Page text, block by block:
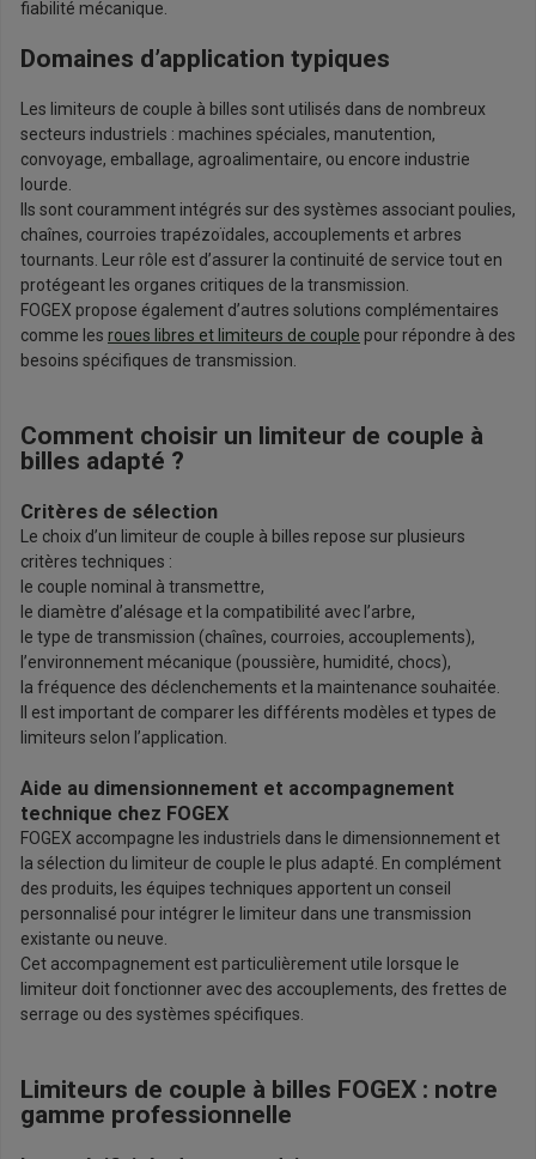
fiabilité mécanique.
Domaines d’application typiques
Les limiteurs de couple à billes sont utilisés dans de nombreux
secteurs industriels : machines spéciales, manutention,
convoyage, emballage, agroalimentaire, ou encore industrie
lourde.
Ils sont couramment intégrés sur des systèmes associant poulies,
chaînes, courroies trapézoïdales, accouplements et arbres
tournants. Leur rôle est d’assurer la continuité de service tout en
protégeant les organes critiques de la transmission.
FOGEX propose également d’autres solutions complémentaires
comme les roues libres et limiteurs de couple pour répondre à des
besoins spécifiques de transmission.
Comment choisir un limiteur de couple à
billes adapté ?
Critères de sélection
Le choix d’un limiteur de couple à billes repose sur plusieurs
critères techniques :
le couple nominal à transmettre,
le diamètre d’alésage et la compatibilité avec l’arbre,
le type de transmission (chaînes, courroies, accouplements),
l’environnement mécanique (poussière, humidité, chocs),
la fréquence des déclenchements et la maintenance souhaitée.
Il est important de comparer les différents modèles et types de
limiteurs selon l’application.
Aide au dimensionnement et accompagnement
technique chez FOGEX
FOGEX accompagne les industriels dans le dimensionnement et
la sélection du limiteur de couple le plus adapté. En complément
des produits, les équipes techniques apportent un conseil
personnalisé pour intégrer le limiteur dans une transmission
existante ou neuve.
Cet accompagnement est particulièrement utile lorsque le
limiteur doit fonctionner avec des accouplements, des frettes de
serrage ou des systèmes spécifiques.
Limiteurs de couple à billes FOGEX : notre
gamme professionnelle